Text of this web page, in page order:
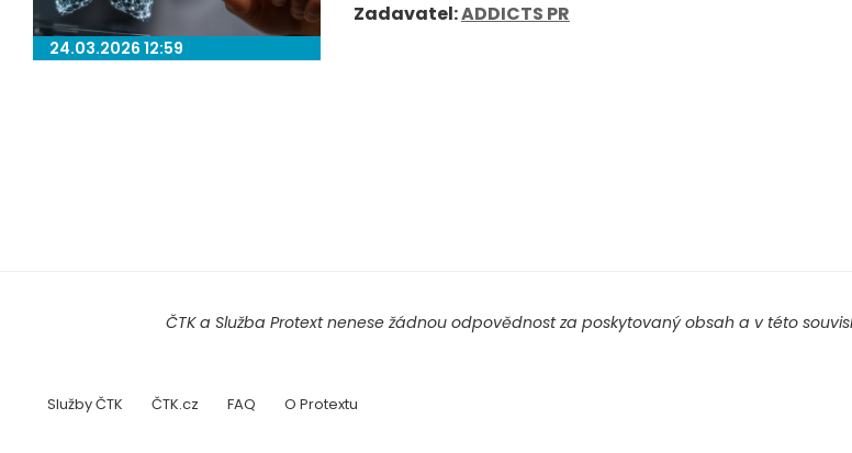
24.03.2026 12:59
Zadavatel:ADDICTS PR
ČTK a Služba Protext nenese žádnou odpovědnost za poskytovaný obsah a v této
Služby ČTK ČTK.cz FAQ O Protextu